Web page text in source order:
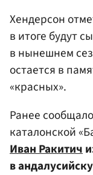
Хендерсон
в итоге будут
в нынешнем
остается в
«красных».
Ранее
каталонской
Иван Ракитич
в